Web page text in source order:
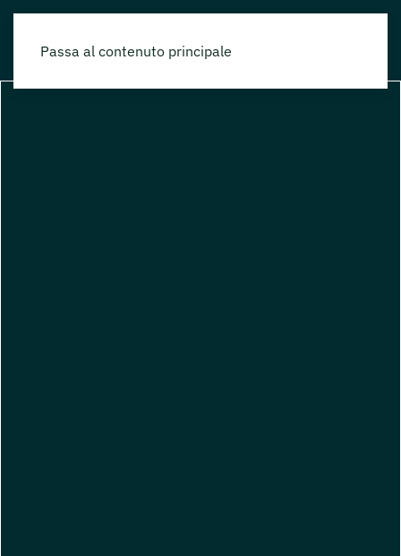
Passa al contenuto principale